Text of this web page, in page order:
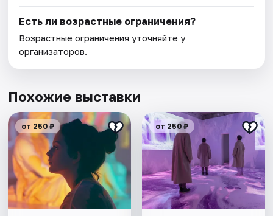
Есть ли возрастные ограничения?
Возрастные ограничения уточняйте у
организаторов.
Похожие выставки
от 250 ₽ от 250 ₽